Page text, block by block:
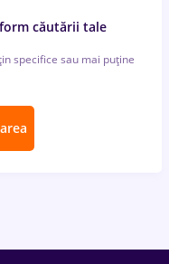
căutării tale
specifice sau mai puține